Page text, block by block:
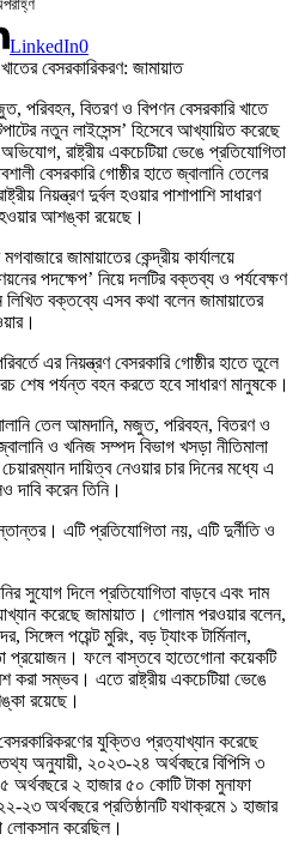
LinkedIn0
পরিবহন, বিতরণ ও বিপণন বেসরকারি খাতে
নতুন লাইসেন্স’ হিসেবে আখ্যায়িত করেছে
রাষ্ট্রীয় একচেটিয়া ভেঙে প্রতিযোগিতা
বেসরকারি গোষ্ঠীর হাতে জ্বালানি তেলের
নিয়ন্ত্রণ দুর্বল হওয়ার পাশাপাশি সাধারণ
হওয়ার আশঙ্কা রয়েছে।
জামায়াতের কেন্দ্রীয় কার্যালয়ে
পদক্ষেপ’ নিয়ে দলটির বক্তব্য ও পর্যবেক্ষণ
বক্তব্যে এসব কথা বলেন জামায়াতের
এর নিয়ন্ত্রণ বেসরকারি গোষ্ঠীর হাতে তুলে
শেষ পর্যন্ত বহন করতে হবে সাধারণ মানুষকে।
তেল আমদানি, মজুত, পরিবহন, বিতরণ ও
ও খনিজ সম্পদ বিভাগ খসড়া নীতিমালা
দায়িত্ব নেওয়ার চার দিনের মধ্যে এ
দাবি করেন তিনি।
এটি প্রতিযোগিতা নয়, এটি দুর্নীতি ও
সুযোগ দিলে প্রতিযোগিতা বাড়বে এবং দাম
করেছে জামায়াত। গোলাম পরওয়ার বলেন,
সিঙ্গেল পয়েন্ট মুরিং, বড় ট্যাংক টার্মিনাল,
প্রয়োজন। ফলে বাস্তবে হাতেগোনা কয়েকটি
করা সম্ভব। এতে রাষ্ট্রীয় একচেটিয়া ভেঙে
রয়েছে।
যুক্তিও প্রত্যাখ্যান করেছে
অনুযায়ী, ২০২৩-২৪ অর্থবছরে বিপিসি ৩
২ হাজার ৫০ কোটি টাকা মুনাফা
অর্থবছরে প্রতিষ্ঠানটি যথাক্রমে ১ হাজার
লোকসান করেছিল।